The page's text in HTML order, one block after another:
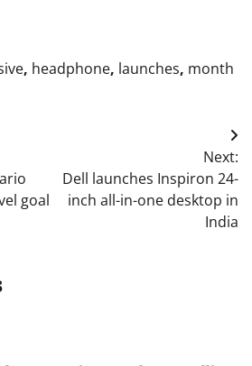
, headphone, launches, month
goal
Next:
Dell launches Inspiron 24-
inch all-in-one desktop in
India